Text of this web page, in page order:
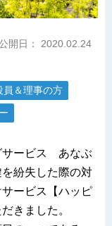
開日： 2020.02.24
員＆理事の方
サービス あなぶ
紛失した際の対
ービス【ハッピ
きました。